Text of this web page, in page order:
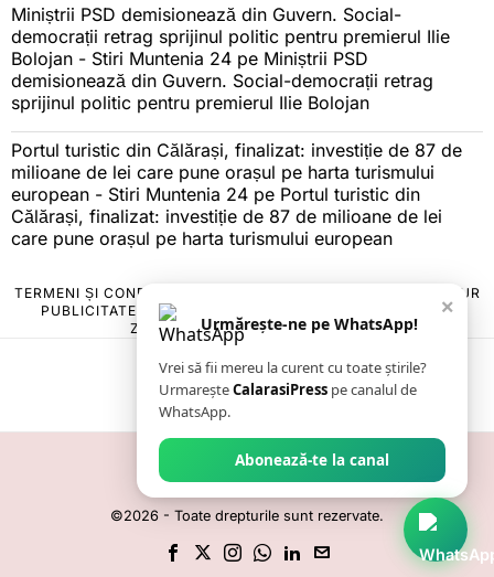
Miniștrii PSD demisionează din Guvern. Social-
democrații retrag sprijinul politic pentru premierul Ilie
Bolojan - Stiri Muntenia 24 pe Miniștrii PSD
demisionează din Guvern. Social-democrații retrag
sprijinul politic pentru premierul Ilie Bolojan
Portul turistic din Călărași, finalizat: investiție de 87 de
milioane de lei care pune orașul pe harta turismului
european - Stiri Muntenia 24 pe Portul turistic din
Călărași, finalizat: investiție de 87 de milioane de lei
care pune orașul pe harta turismului european
TERMENI ȘI CONDIȚII
POLITICA DE ANULARE & RETUR
PUBLICITATE ONLINE & TIPĂRITĂ
CONTACT
ZIARUL ANUNȚUL CĂLĂRĂȘEAN
©2026 - Toate drepturile sunt rezervate.
×
Urmărește-ne pe WhatsApp!
Vrei să fii mereu la curent cu toate știrile?
UrmareșteCalarasiPress pe canalul de
WhatsApp.
Abonează-te la canal